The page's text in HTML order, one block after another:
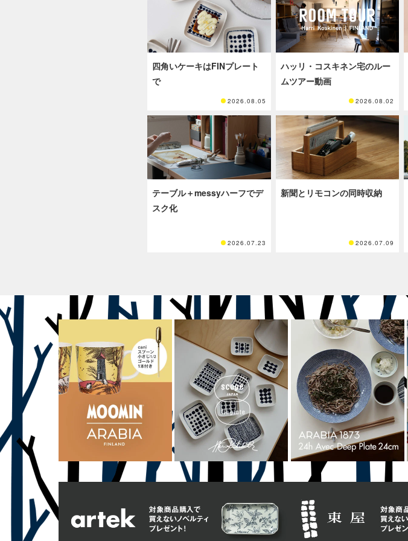
四角いケーキはFINプレート
で
2026.08.05
ハッリ・コスキネン宅のルー
ムツアー動画
2026.08.02
テーブル＋messyハーフでデ
スク化
2026.07.23
新聞とリモコンの同時収納
2026.07.09